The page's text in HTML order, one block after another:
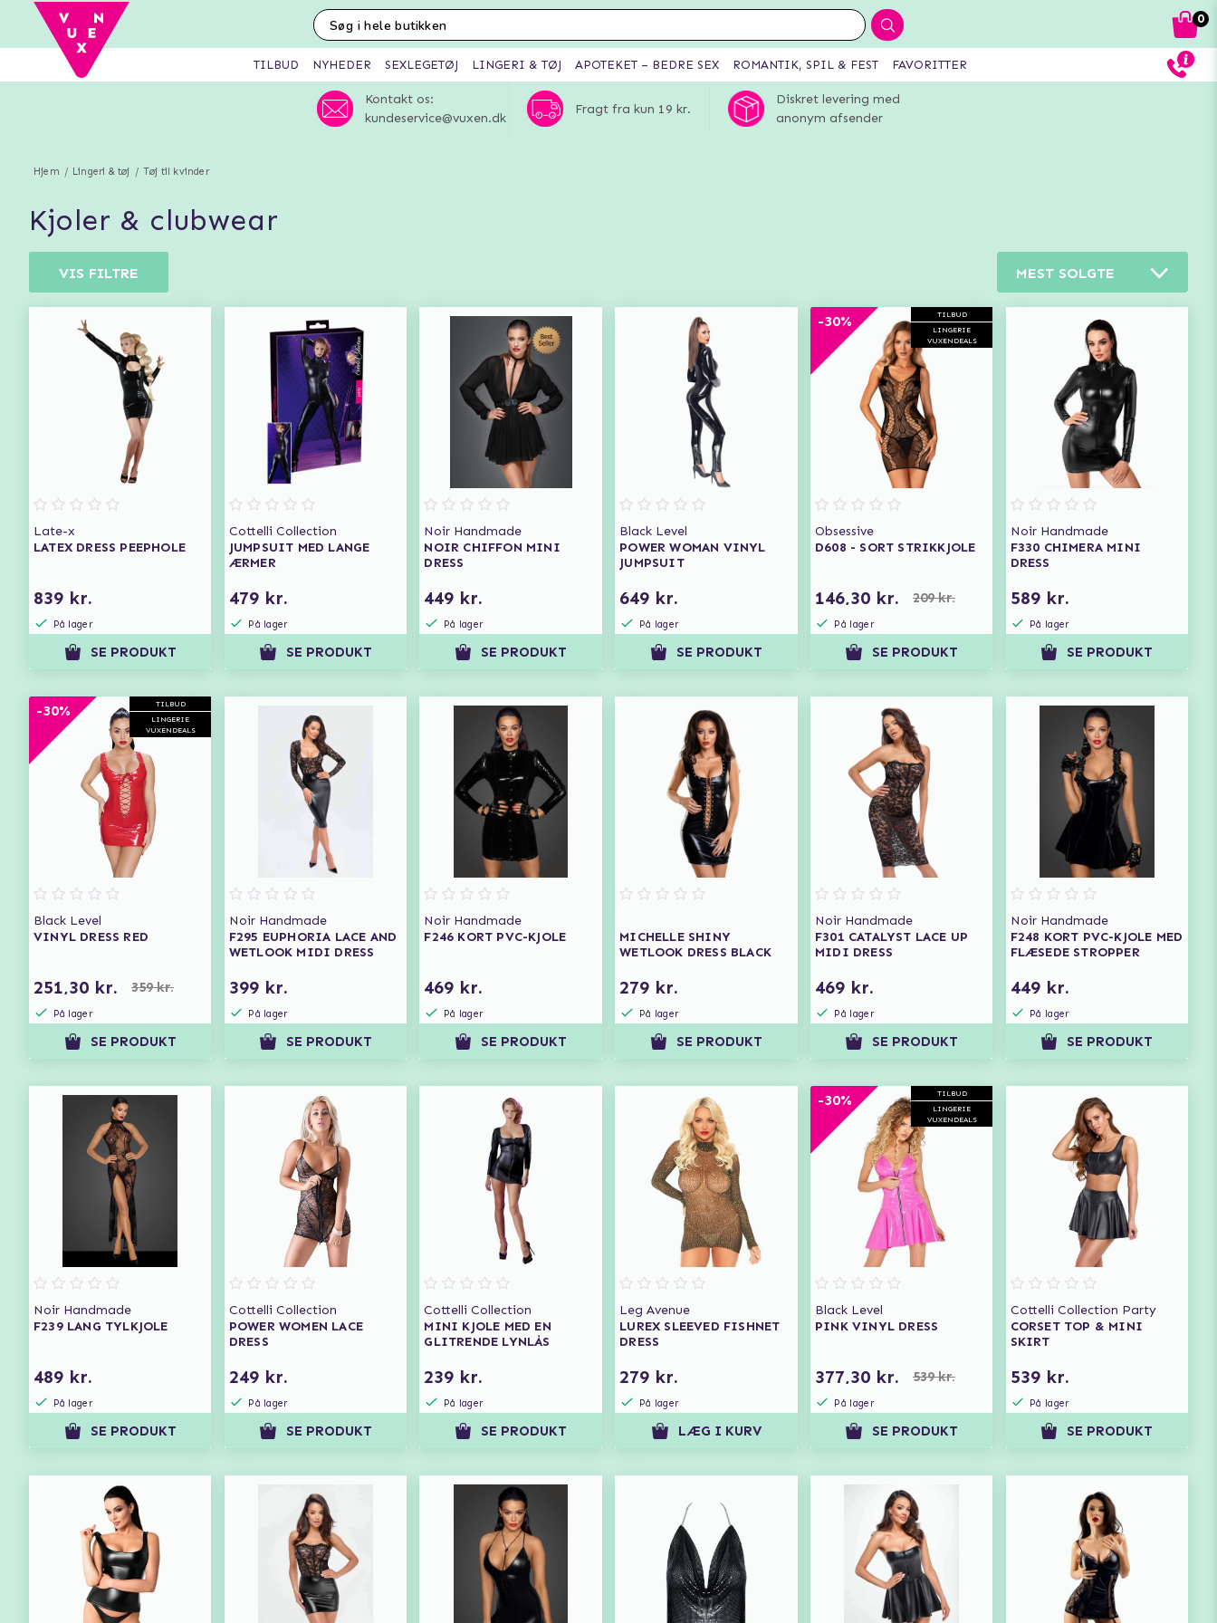
Hjem Lingeri & tøj Tøj til kvinder
kjoler & clubwear
VIS FILTRE MEST SOLGTE
Late-x
LATEX DRESS PEEPHOLE
839 kr.
På lager
SE PRODUKT
Cottelli Collection
JUMPSUIT MED LANGE
ÆRMER
479 kr.
På lager
SE PRODUKT
Noir Handmade
NOIR CHIFFON MINI
DRESS
449 kr.
På lager
SE PRODUKT
Black Level
POWER WOMAN VINYL
JUMPSUIT
649 kr.
På lager
SE PRODUKT
TILBUD
LINGERIE
VUXENDEALS
-30%
Obsessive
D608 - SORT STRIKKJOLE
146,30 kr. 209 kr.
På lager
SE PRODUKT
Noir Handmade
F330 CHIMERA MINI
DRESS
589 kr.
På lager
SE PRODUKT
TILBUD
LINGERIE
VUXENDEALS
-30%
Black Level
VINYL DRESS RED
251,30 kr. 359 kr.
På lager
SE PRODUKT
Noir Handmade
F295 EUPHORIA LACE AND
WETLOOK MIDI DRESS
399 kr.
På lager
SE PRODUKT
Noir Handmade
F246 KORT PVC-KJOLE
469 kr.
På lager
SE PRODUKT
MICHELLE SHINY
WETLOOK DRESS BLACK
279 kr.
På lager
SE PRODUKT
Noir Handmade
F301 CATALYST LACE UP
MIDI DRESS
469 kr.
På lager
SE PRODUKT
Noir Handmade
F248 KORT PVC-KJOLE MED
FLÆSEDE STROPPER
449 kr.
På lager
SE PRODUKT
Noir Handmade
F239 LANG TYLKJOLE
489 kr.
På lager
SE PRODUKT
Cottelli Collection
POWER WOMEN LACE
DRESS
249 kr.
På lager
SE PRODUKT
Cottelli Collection
MINI KJOLE MED EN
GLITRENDE LYNLÅS
239 kr.
På lager
SE PRODUKT
Leg Avenue
LUREX SLEEVED FISHNET
DRESS
279 kr.
På lager
LÆG I KURV
TILBUD
LINGERIE
VUXENDEALS
-30%
Black Level
PINK VINYL DRESS
377,30 kr. 539 kr.
På lager
SE PRODUKT
Cottelli Collection Party
CORSET TOP & MINI
SKIRT
539 kr.
På lager
SE PRODUKT
0
TILBUD NYHEDER SEXLEGETØJ LINGERI & TØJ APOTEKET – BEDRE SEX ROMANTIK, SPIL & FEST FAVORITTER
Kontakt os:
kundeservice@vuxen.dk
Fragt fra kun 19 kr.
Diskret levering med
anonym afsender